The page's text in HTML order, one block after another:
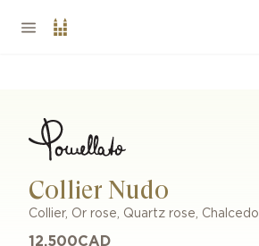
Collier Nudo
Collier, Or rose, Quartz rose,
12,500CAD